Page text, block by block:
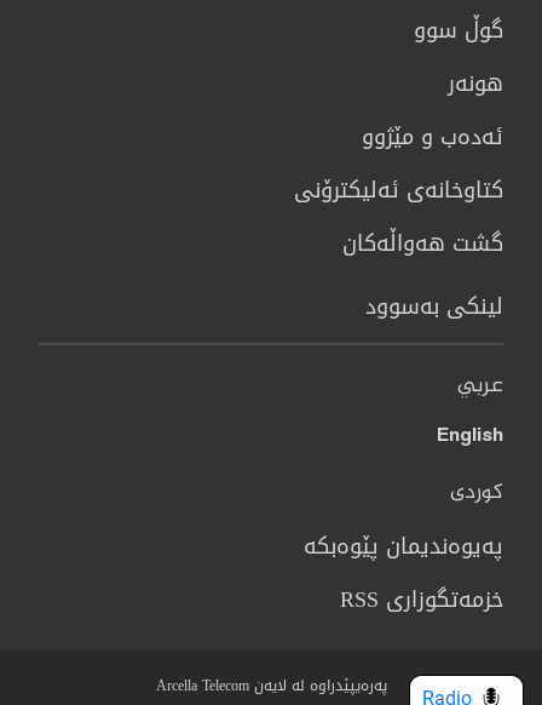
گوڵ سوو
هونه‌ر
ئەدەب و مێژوو
كتاوخانه‌ی ئه‌ليكترۆنی
گشت هەواڵەکان
لینکی بەسوود
عربي
English
کوردی
پەیوەندیمان پێوەبکە
خزمەتگوزاری RSS
پەرەیپێدراوە لە لایەن Arcella Telecom
Radio